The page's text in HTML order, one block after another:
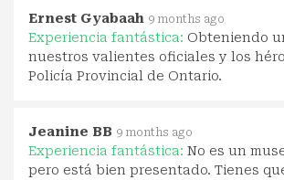
Ernest Gyabaah 9 months ago
Experiencia fantástica: Obteniendo
nuestros valientes oficiales y los
Policía Provincial de Ontario.
Jeanine BB 9 months ago
Experiencia fantástica: No es un
pero está bien presentado. Tienes